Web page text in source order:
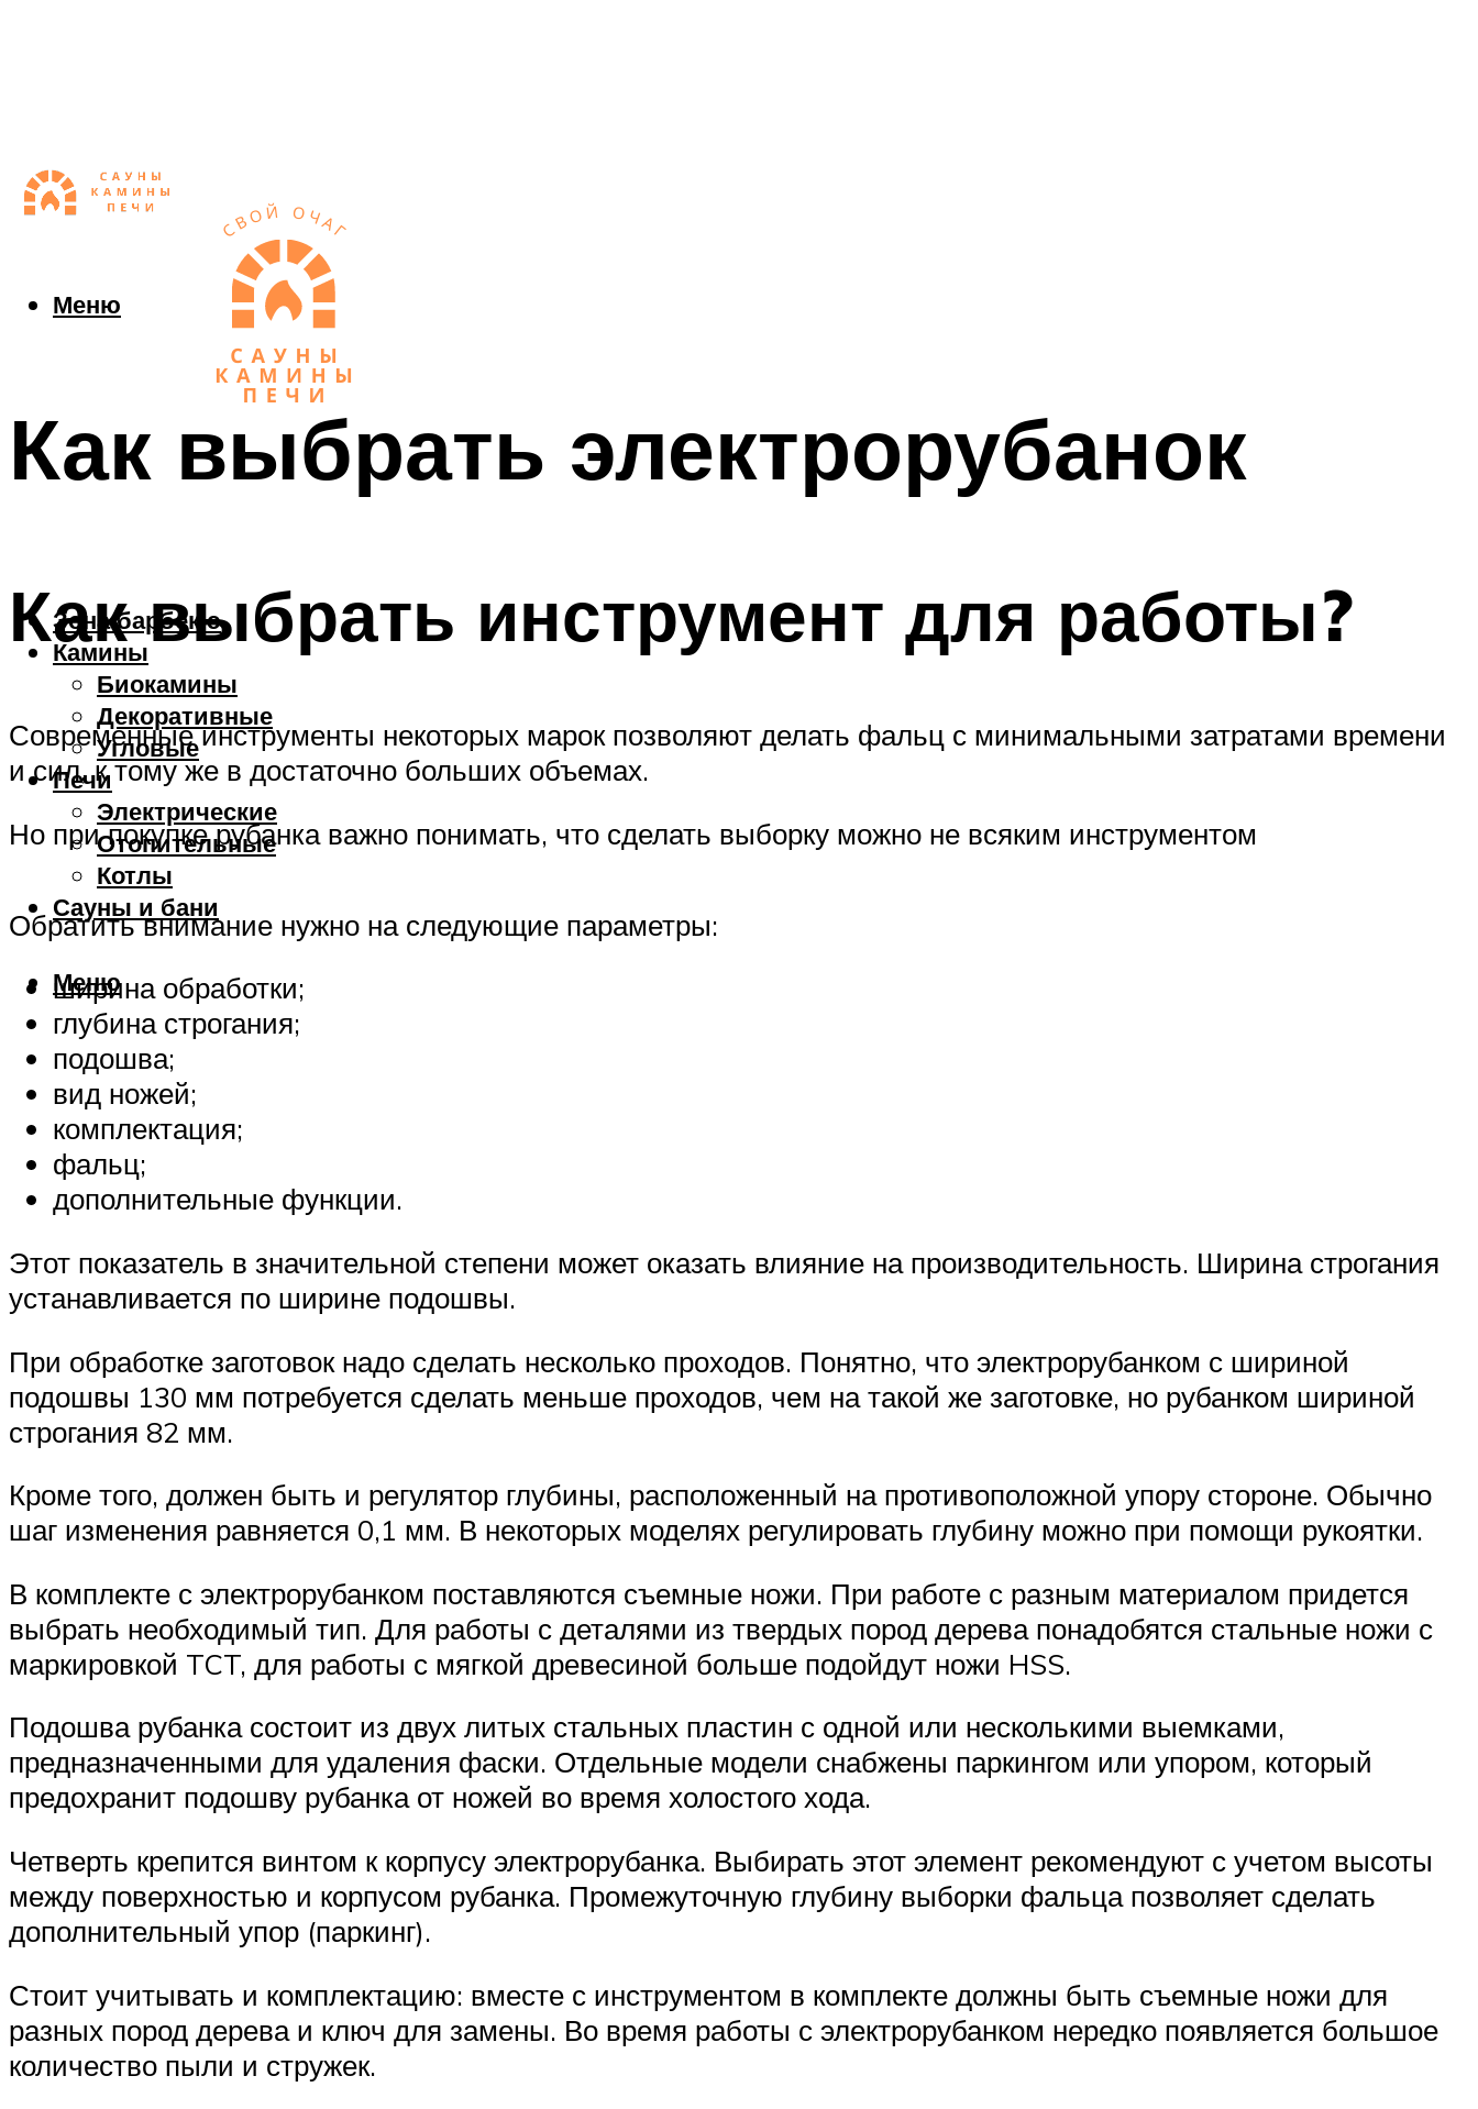
Зона барбекю
Камины
Биокамины
Декоративные
Угловые
Печи
Электрические
Отопительные
Котлы
Сауны и бани
Меню
Меню
Как выбрать электрорубанок
Как выбрать инструмент для работы?
Современные инструменты некоторых марок позволяют делать фальц с минимальными затратами времени
и сил, к тому же в достаточно больших объемах.
Но при покупке рубанка важно понимать, что сделать выборку можно не всяким инструментом
Обратить внимание нужно на следующие параметры:
ширина обработки;
глубина строгания;
подошва;
вид ножей;
комплектация;
фальц;
дополнительные функции.
Этот показатель в значительной степени может оказать влияние на производительность. Ширина строгания
устанавливается по ширине подошвы.
При обработке заготовок надо сделать несколько проходов. Понятно, что электрорубанком с шириной
подошвы 130 мм потребуется сделать меньше проходов, чем на такой же заготовке, но рубанком шириной
строгания 82 мм.
Кроме того, должен быть и регулятор глубины, расположенный на противоположной упору стороне. Обычно
шаг изменения равняется 0,1 мм. В некоторых моделях регулировать глубину можно при помощи рукоятки.
В комплекте с электрорубанком поставляются съемные ножи. При работе с разным материалом придется
выбрать необходимый тип. Для работы с деталями из твердых пород дерева понадобятся стальные ножи с
маркировкой TCT, для работы с мягкой древесиной больше подойдут ножи HSS.
Подошва рубанка состоит из двух литых стальных пластин с одной или несколькими выемками,
предназначенными для удаления фаски. Отдельные модели снабжены паркингом или упором, который
предохранит подошву рубанка от ножей во время холостого хода.
Четверть крепится винтом к корпусу электрорубанка. Выбирать этот элемент рекомендуют с учетом высоты
между поверхностью и корпусом рубанка. Промежуточную глубину выборки фальца позволяет сделать
дополнительный упор (паркинг).
Стоит учитывать и комплектацию: вместе с инструментом в комплекте должны быть съемные ножи для
разных пород дерева и ключ для замены. Во время работы с электрорубанком нередко появляется большое
количество пыли и стружек.